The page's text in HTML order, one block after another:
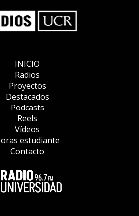
INICIO
Radios
Proyectos
Destacados
Podcasts
Reels
Vídeos
estudiante
Contacto